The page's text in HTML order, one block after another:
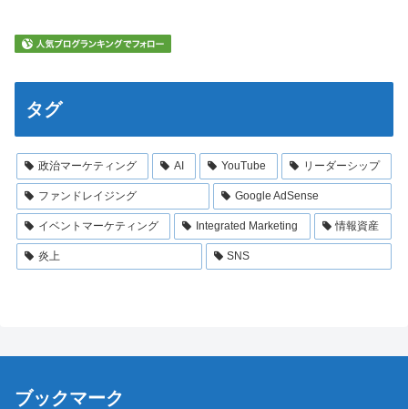
タグ
政治マーケティング AI YouTube リーダーシップ
ファンドレイジング Google AdSense
イベントマーケティング Integrated Marketing 情報資産
炎上 SNS
ブックマーク